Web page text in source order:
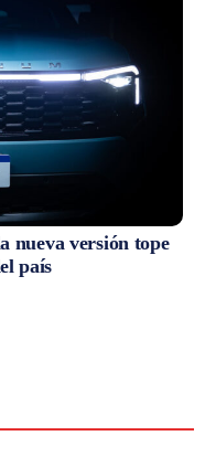
nueva versión tope
país